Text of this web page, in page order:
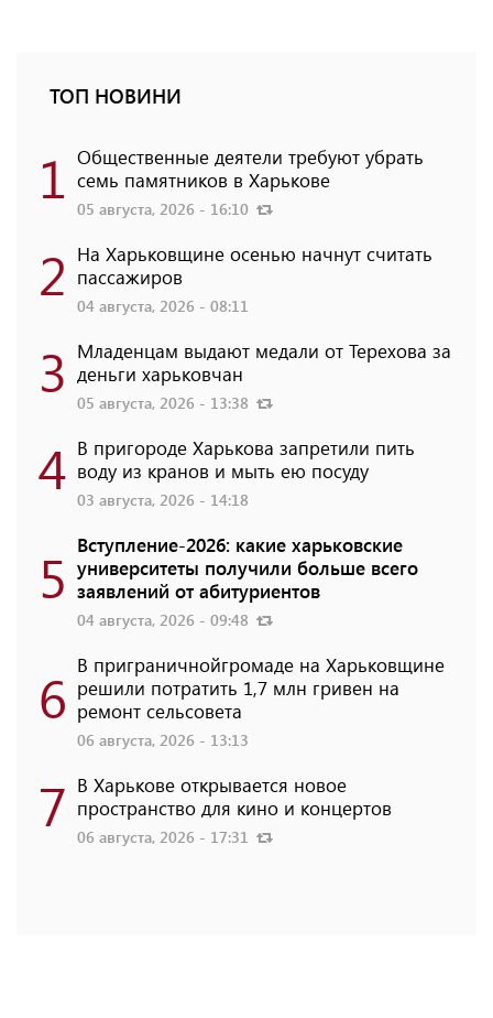
ТОП НОВИНИ
1 Общественные деятели требуют убрать
семь памятников в Харькове
05 августа, 2026 - 16:10
2 На Харьковщине осенью начнут считать
пассажиров
04 августа, 2026 - 08:11
3 Младенцам выдают медали от Терехова за
деньги харьковчан
05 августа, 2026 - 13:38
4 В пригороде Харькова запретили пить
воду из кранов и мыть ею посуду
03 августа, 2026 - 14:18
5 Вступление-2026: какие харьковские
университеты получили больше всего
заявлений от абитуриентов
04 августа, 2026 - 09:48
6 В приграничнойгромаде на Харьковщине
решили потратить 1,7 млн ​​гривен на
ремонт сельсовета
06 августа, 2026 - 13:13
7 В Харькове открывается новое
пространство для кино и концертов
06 августа, 2026 - 17:31